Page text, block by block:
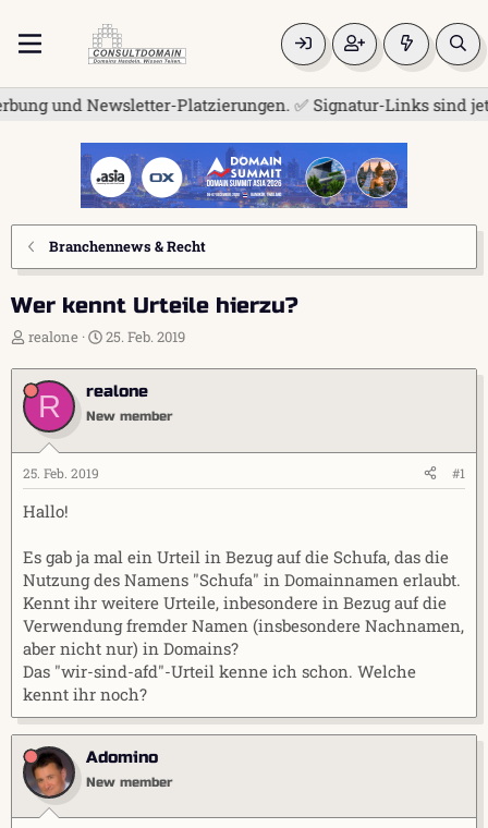
Newsletter-Platzierungen. ✅ Signatur-Links sind
Branchennews & Recht
Wer kennt Urteile hierzu?
E
s
t
e
l
e
r
realone
E
s
t
e
l
a
25. Feb. 2019
R realone
New member
25. Feb. 2019 #1
Hallo!
Es gab ja mal ein Urteil in Bezug auf die Schufa, das die
Nutzung des Namens "Schufa" in Domainnamen erlaubt.
Kennt ihr weitere Urteile, inbesondere in Bezug auf die
Verwendung fremder Namen (insbesondere Nachnamen,
aber nicht nur) in Domains?
Das "wir-sind-afd"-Urteil kenne ich schon. Welche
kennt ihr noch?
Adomino
New member